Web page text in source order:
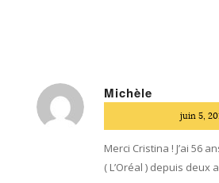
Michèle
:
juin 5,
Merci Cristina ! J’ai 56
( L’Oréal ) depuis deux